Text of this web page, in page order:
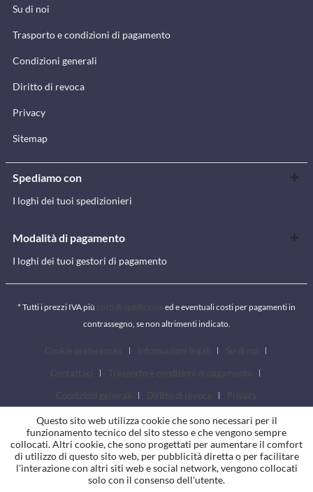
Su di noi
Trasporto e condizioni di pagamento
Condizioni generali
Diritto di revoca
Privacy
Sitemap
Spediamo con
I loghi dei tuoi spedizionieri
Modalità di pagamento
I loghi dei tuoi gestori di pagamento
* Tutti i prezzi IVA più
ed e eventuali costi per pagamenti in
contrassegno, se non altrimenti indicato.
Questo sito web utilizza cookie che sono necessari per il
funzionamento tecnico del sito stesso e che vengono sempre
collocati. Altri cookie, che sono progettati per aumentare il comfort
di utilizzo di questo sito web, per pubblicità diretta o per facilitare
l'interazione con altri siti web e social network, vengono collocati
solo con il consenso dell'utente.